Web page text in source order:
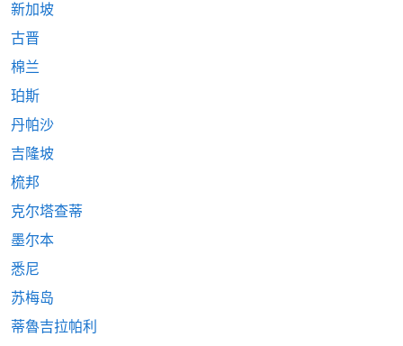
新加坡
古晋
棉兰
珀斯
丹帕沙
吉隆坡
梳邦
克尔塔查蒂
墨尔本
悉尼
苏梅岛
蒂魯吉拉帕利